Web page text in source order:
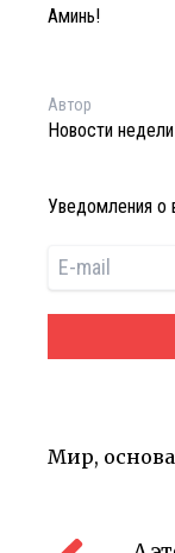
Аминь!
Автор
Новости недели
Уведомления о
Мир,